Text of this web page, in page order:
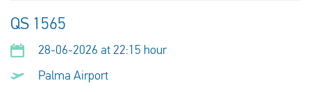
QS 1565
28-06-2026 at 22:15 hour
Palma Airport